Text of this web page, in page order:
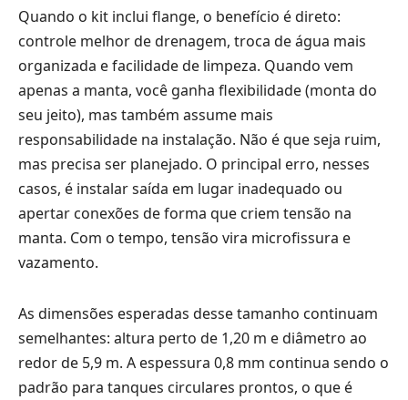
Quando o kit inclui flange, o benefício é direto:
controle melhor de drenagem, troca de água mais
organizada e facilidade de limpeza. Quando vem
apenas a manta, você ganha flexibilidade (monta do
seu jeito), mas também assume mais
responsabilidade na instalação. Não é que seja ruim,
mas precisa ser planejado. O principal erro, nesses
casos, é instalar saída em lugar inadequado ou
apertar conexões de forma que criem tensão na
manta. Com o tempo, tensão vira microfissura e
vazamento.
As dimensões esperadas desse tamanho continuam
semelhantes: altura perto de 1,20 m e diâmetro ao
redor de 5,9 m. A espessura 0,8 mm continua sendo o
padrão para tanques circulares prontos, o que é